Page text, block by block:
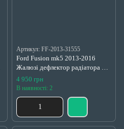
Артикул: FF-2013-31555
Ford Fusion mk5 2013-2016
Жалюзі дефлектор радіатора без
мотора під радар DS7Z-8475-A
4 950 грн
В наявності: 2